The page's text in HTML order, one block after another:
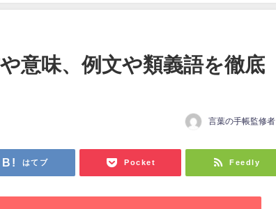
意味、例文や類義語を徹底
言葉の手帳監修者
はてブ Pocket Feedly